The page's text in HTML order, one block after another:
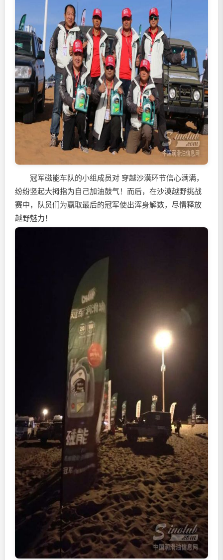
冠军磁能车队的小组成员对 穿越沙漠环节信心满满，
纷纷竖起大拇指为自己加油鼓气！而后，在沙漠越野挑战
赛中，队员们为赢取最后的冠军使出浑身解数，尽情释放
越野魅力！